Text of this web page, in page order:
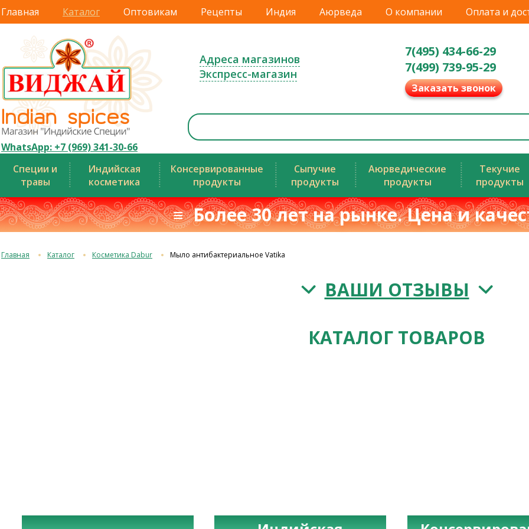
Главная Каталог Оптовикам Рецепты Индия Аюрведа О компании Оплата и
WhatsApp: +7 (969) 341-30-66
Адреса магазинов
Экспресс-магазин
7(495) 434-66-29
7(499) 739-95-29
Заказать звонок
Специи и
травы
Индийская
косметика
Консервированные
продукты
Сыпучие
продукты
Аюрведические
продукты
Текучие
продукты
≡ Более 30 лет на рынке. Цена и
Главная Каталог Косметика Dabur Мыло антибактериальное Vatika
ВАШИ ОТЗЫВЫ
КАТАЛОГ ТОВАРОВ